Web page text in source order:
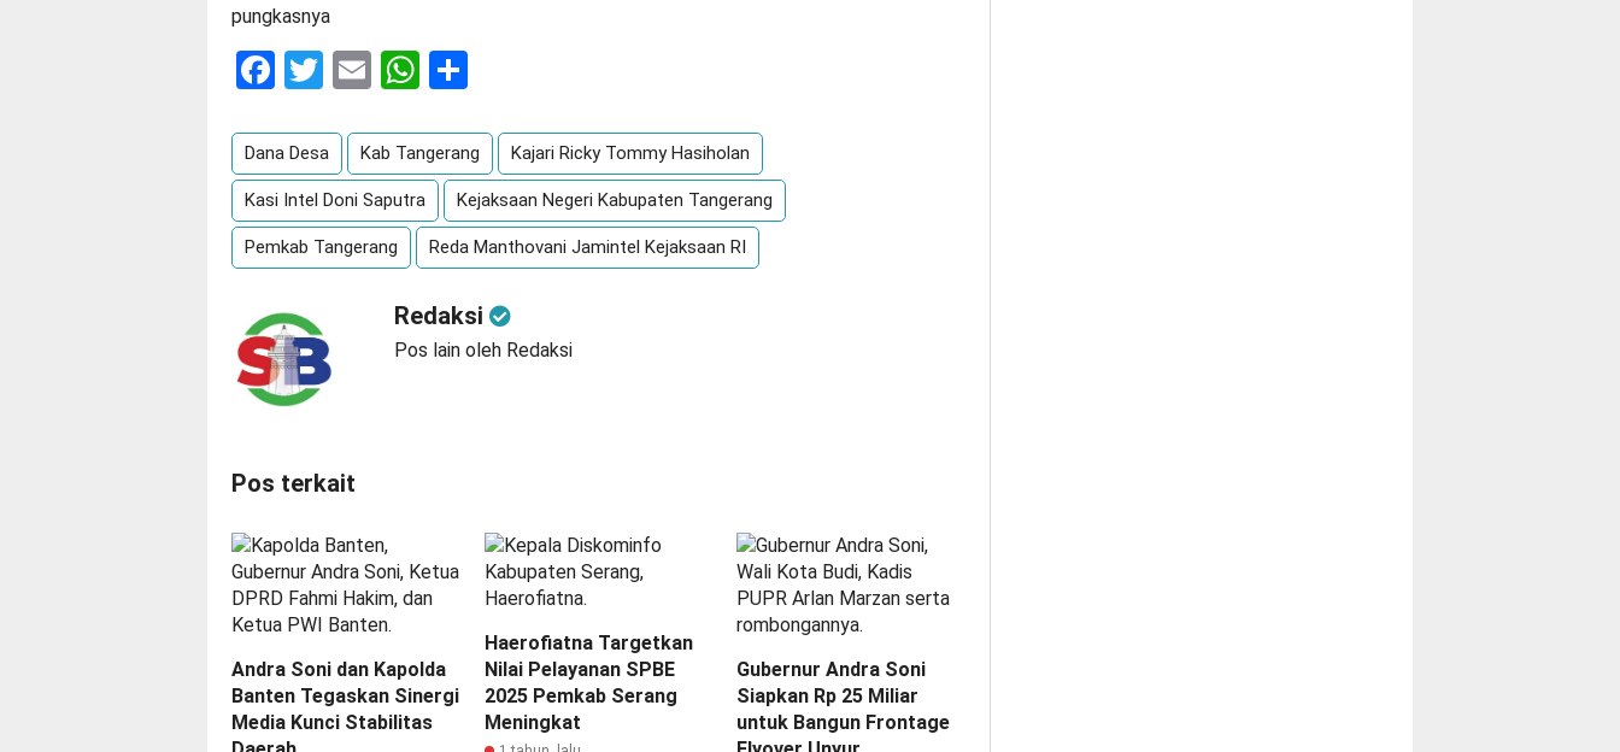
pungkasnya
Facebook
Twitter
EmailWhatsApp
Dana Desa Kab Tangerang Kajari Ricky Tommy Hasiholan
Kasi Intel Doni Saputra Kejaksaan Negeri Kabupaten Tangerang
Pemkab Tangerang Reda Manthovani Jamintel Kejaksaan RI
Redaksi
Pos lain oleh Redaksi
Pos terkait
Andra Soni dan Kapolda
Banten Tegaskan Sinergi
Media Kunci Stabilitas
Haerofiatna Targetkan
Nilai Pelayanan SPBE
2025 Pemkab Serang
Meningkat
Gubernur Andra Soni
Siapkan Rp 25 Miliar
untuk Bangun Frontage